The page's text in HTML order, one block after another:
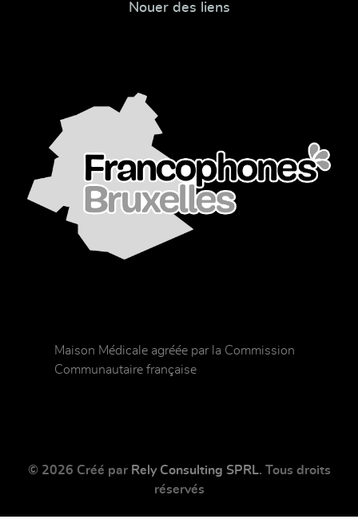
Nouer des liens
Maison Médicale agréée par la Commission
Communautaire française
© 2026 Créé par Rely Consulting SPRL. Tous droits
réservés